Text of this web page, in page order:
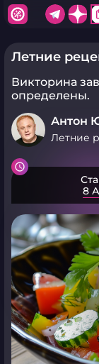
Летние
Викторина
определены.
Антон
Летние
8